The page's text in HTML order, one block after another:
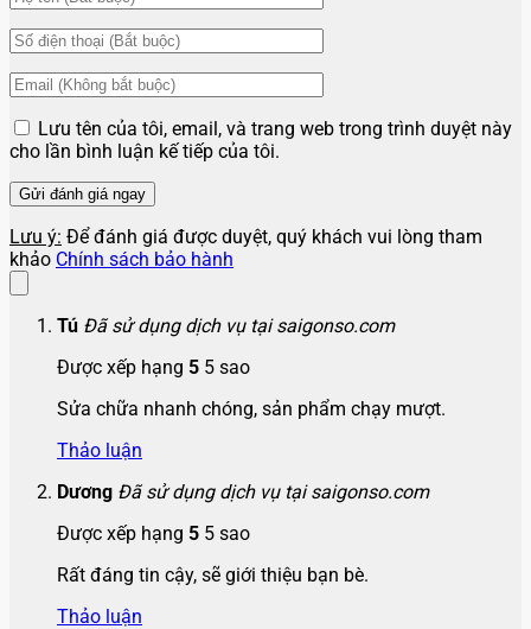
Lưu tên của tôi, email, và trang web trong trình duyệt này
cho lần bình luận kế tiếp của tôi.
Lưu ý: Để đánh giá được duyệt, quý khách vui lòng tham
khảo Chính sách bảo hành
Tú Đã sử dụng dịch vụ tại saigonso.com
Được xếp hạng 5 5 sao
Sửa chữa nhanh chóng, sản phẩm chạy mượt.
Thảo luận
Dương Đã sử dụng dịch vụ tại saigonso.com
Được xếp hạng 5 5 sao
Rất đáng tin cậy, sẽ giới thiệu bạn bè.
Thảo luận